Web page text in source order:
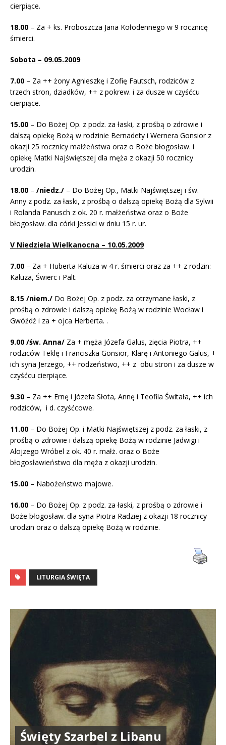
cierpiące.
18.00 – Za + ks. Proboszcza Jana Kołodennego w 9 rocznicę
śmierci.
Sobota – 09.05.2009
7.00 – Za ++ żony Agnieszkę i Zofię Fautsch, rodziców z
trzech stron, dziadków, ++ z pokrew. i za dusze w czyśćcu
cierpiące.
15.00 – Do Bożej Op. z podz. za łaski, z prośbą o zdrowie i
dalszą opiekę Bożą w rodzinie Bernadety i Wernera Gonsior z
okazji 25 rocznicy małżeństwa oraz o Boże błogosław. i
opiekę Matki Najświętszej dla męża z okazji 50 rocznicy
urodzin.
18.00 – /niedz./ – Do Bożej Op., Matki Najświętszej i św.
Anny z podz. za łaski, z prośbą o dalszą opiekę Bożą dla Sylwii
i Rolanda Panusch z ok. 20 r. małżeństwa oraz o Boże
błogosław. dla córki Jessici w dniu 15 r. ur.
V Niedziela Wielkanocna – 10.05.2009
7.00 – Za + Huberta Kaluza w 4 r. śmierci oraz za ++ z rodzin:
Kaluza, Świerc i Palt.
8.15 /niem./ Do Bożej Op. z podz. za otrzymane łaski, z
prośbą o zdrowie i dalszą opiekę Bożą w rodzinie Wocław i
Gwóźdź i za + ojca Herberta. .
9.00 /św. Anna/ Za + męża Józefa Galus, zięcia Piotra, ++
rodziców Teklę i Franciszka Gonsior, Klarę i Antoniego Galus, +
ich syna Jerzego, ++ rodzeństwo, ++ z obu stron i za dusze w
czyśćcu cierpiące.
9.30 – Za ++ Ernę i Józefa Słota, Annę i Teofila Świtała, ++ ich
rodziców, i d. czyśćcowe.
11.00 – Do Bożej Op. i Matki Najświętszej z podz. za łaski, z
prośbą o zdrowie i dalszą opiekę Bożą w rodzinie Jadwigi i
Alojzego Wróbel z ok. 40 r. małż. oraz o Boże
błogosławieństwo dla męża z okazji urodzin.
15.00 – Nabożeństwo majowe.
16.00 – Do Bożej Op. z podz. za łaski, z prośbą o zdrowie i
Boże błogosław. dla syna Piotra Radziej z okazji 18 rocznicy
urodzin oraz o dalszą opiekę Bożą w rodzinie.
LITURGIA ŚWIĘTA
Święty Szarbel z Libanu